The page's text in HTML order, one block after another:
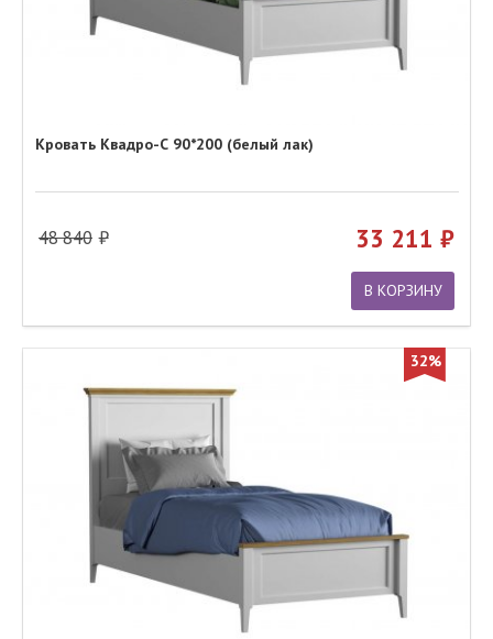
Кровать Квадро-С 90*200 (белый лак)
48 840 33 211
В КОРЗИНУ
32%